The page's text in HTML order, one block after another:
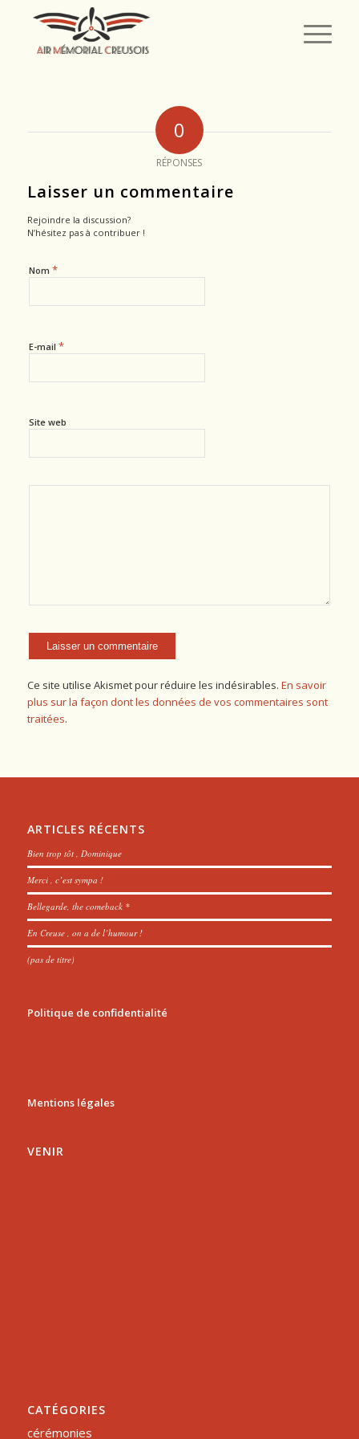
0
RÉPONSES
Laisser un commentaire
Rejoindre la discussion?
N’hésitez pas à contribuer !
Nom *
E-mail *
Site web
Ce site utilise Akismet pour réduire les indésirables. En savoir
plus sur la façon dont les données de vos commentaires sont
traitées.
ARTICLES RÉCENTS
Bien trop tôt , Dominique
Merci , c’est sympa !
Bellegarde, the comeback *
En Creuse , on a de l’humour !
(pas de titre)
Politique de confidentialité
Mentions légales
VENIR
CATÉGORIES
cérémonies